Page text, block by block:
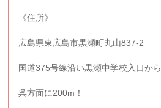
《住所》
広島県東広島市黒瀬町丸山837-2
国道375号線沿い黒瀬中学校入口から
呉方面に200m！